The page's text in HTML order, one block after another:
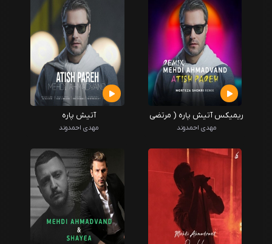
ریمیکس آتیش پاره ( مرتضی
شکری )
مهدی احمدوند
آتیش پاره
مهدی احمدوند